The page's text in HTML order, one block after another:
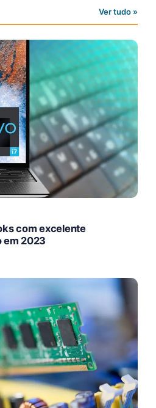
Ver tudo »
com excelente
em 2023